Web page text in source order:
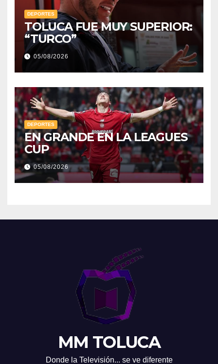
DEPORTES
TOLUCA FUE MUY SUPERIOR:
“TURCO”
05/08/2026
DEPORTES
EN GRANDE EN LA LEAGUES
CUP
05/08/2026
MM TOLUCA
Donde la Televisión... se ve diferente